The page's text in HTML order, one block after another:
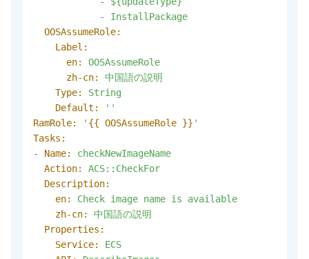
-
InstallPackage
OOSAssumeRole:
Label:
en:
OOSAssumeRole
zh-cn:
中国語の説明
Type:
String
Default:
''
RamRole:
' {{ OOSAssumeRole }} '
Tasks:
-
Name:
checkNewImageName
Action:
ACS::CheckFor
Description:
en:
Check image name is
available
zh-cn:
中国語の説明
Properties:
Service:
ECS